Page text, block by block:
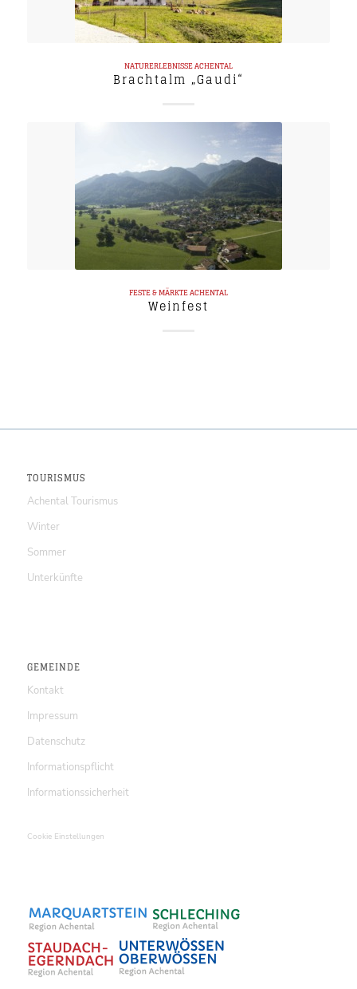
NATURERLEBNISSEACHENTAL
Brachtalm „Gaudi“
FESTE & MÄRKTEACHENTAL
Weinfest
TOURISMUS
Achental Tourismus
Winter
Sommer
Unterkünfte
GEMEINDE
Kontakt
Impressum
Datenschutz
Informationspflicht
Informationssicherheit
Cookie Einstellungen